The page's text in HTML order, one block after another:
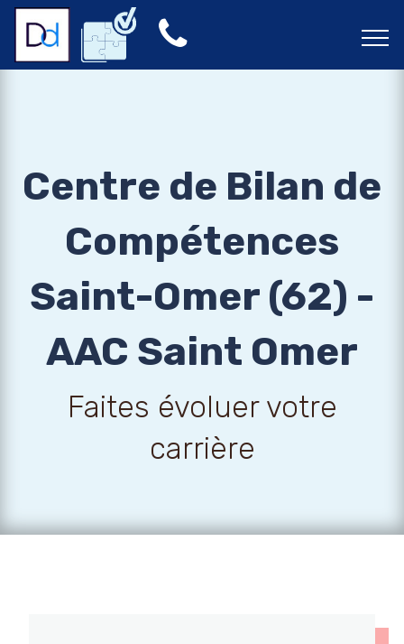
Centre de Bilan de
Compétences
Saint-Omer (62) -
AAC Saint Omer
Faites évoluer votre
carrière